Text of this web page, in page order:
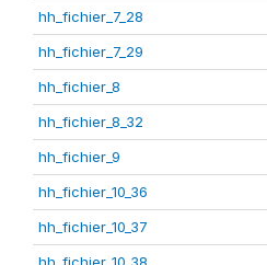
hh_fichier_7_28
hh_fichier_7_29
hh_fichier_8
hh_fichier_8_32
hh_fichier_9
hh_fichier_10_36
hh_fichier_10_37